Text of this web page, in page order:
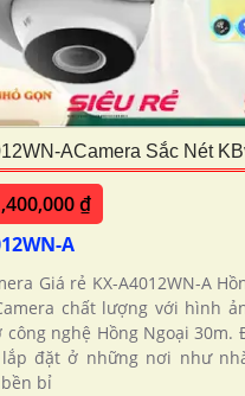
ACamera Sắc Nét
₫
A
Giá rẻ KX-A4012WN-A
chất lượng với hình
công nghệ Hồng Ngoại 30m.
đặt ở những nơi như
bỉ